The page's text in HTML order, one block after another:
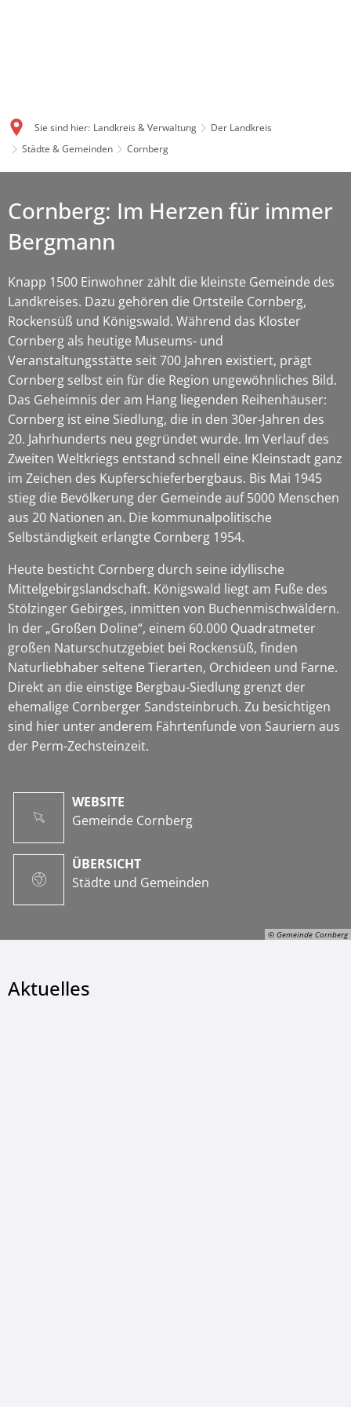
Sie sind hier: Landkreis & Verwaltung
Der Landkreis
Städte & Gemeinden
Cornberg
© Gemeinde Cornberg
Cornberg: Im Herzen für immer
Bergmann
Knapp 1500 Einwohner zählt die kleinste Gemeinde des
Landkreises. Dazu gehören die Ortsteile Cornberg,
Rockensüß und Königswald. Während das Kloster
Cornberg als heutige Museums- und
Veranstaltungsstätte seit 700 Jahren existiert, prägt
Cornberg selbst ein für die Region ungewöhnliches Bild.
Das Geheimnis der am Hang liegenden Reihenhäuser:
Cornberg ist eine Siedlung, die in den 30er-Jahren des
20. Jahrhunderts neu gegründet wurde. Im Verlauf des
Zweiten Weltkriegs entstand schnell eine Kleinstadt ganz
im Zeichen des Kupferschieferbergbaus. Bis Mai 1945
stieg die Bevölkerung der Gemeinde auf 5000 Menschen
aus 20 Nationen an. Die kommunalpolitische
Selbständigkeit erlangte Cornberg 1954.
Heute besticht Cornberg durch seine idyllische
Mittelgebirgslandschaft. Königswald liegt am Fuße des
Stölzinger Gebirges, inmitten von Buchenmischwäldern.
In der „Großen Doline“, einem 60.000 Quadratmeter
großen Naturschutzgebiet bei Rockensüß, finden
Naturliebhaber seltene Tierarten, Orchideen und Farne.
Direkt an die einstige Bergbau-Siedlung grenzt der
ehemalige Cornberger Sandsteinbruch. Zu besichtigen
sind hier unter anderem Fährtenfunde von Sauriern aus
der Perm-Zechsteinzeit.
WEBSITE
Gemeinde Cornberg
ÜBERSICHT
Städte und Gemeinden
Aktuelles